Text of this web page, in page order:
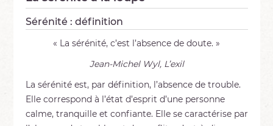
Sérénité : définition
« La sérénité, c’est l’absence de doute. »
Jean-Michel Wyl, L’exil
La sérénité est, par définition, l’absence de trouble.
Elle correspond à l’état d’esprit d’une personne
calme, tranquille et confiante. Elle se caractérise par